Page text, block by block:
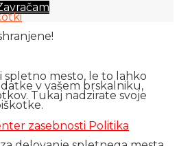
spletno mesto, le to lahko
v vašem brskalniku,
Tukaj nadzirate svoje
zasebnosti Politika